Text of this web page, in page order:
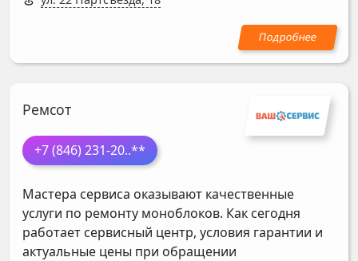
Ремсот
+7 (846) 231-20..**
Мастера сервиса оказывают качественные
услуги по ремонту моноблоков. Как сегодня
работает сервисный центр, условия гарантии и
актуальные цены при обращении